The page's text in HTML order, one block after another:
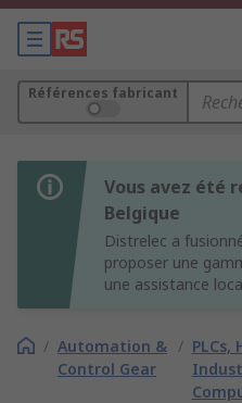
Références fabricant
Vous avez été
Belgique
Distrelec a
proposer une
une assistance
/ Automation &
Control Gear
/ PLCs,